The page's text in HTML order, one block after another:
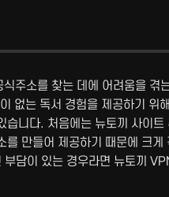
주소를 찾는 데에 어려움을 겪
없는 독서 경험을 제공하기 위
니다. 처음에는 뉴토끼 사이
만들어 제공하기 때문에 크게
담이 있는 경우라면 뉴토끼